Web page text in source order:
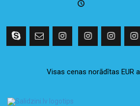
Visas cenas norādītas EUR